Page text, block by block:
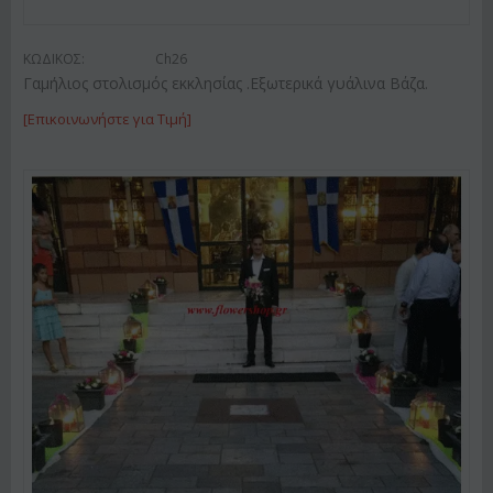
ΚΩΔΙΚΟΣ: Ch26
Γαμήλιος στολισμός εκκλησίας .Εξωτερικά γυάλινα Βάζα.
[Επικοινωνήστε για Τιμή]